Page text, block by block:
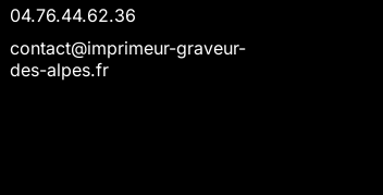
04.76.44.62.36
contact@imprimeur-graveur-
des-alpes.fr